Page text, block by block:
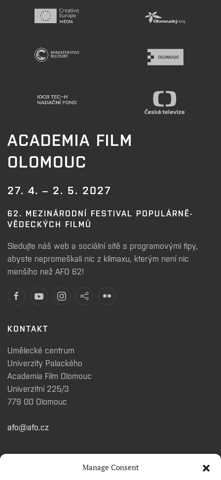
Manage Consent
ACADEMIA FILM
OLOMOUC
27. 4. – 2. 5. 2027
62. MEZINÁRODNÍ FESTIVAL POPULÁRNĚ-
VĚDECKÝCH FILMŮ
Sledujte náš web a sociální sítě s programovými tipy,
abyste nepromeškali nic z klimaxu, kterým není nic
menšího než AFO 62!
KONTAKT
Umělecké centrum
Univerzity Palackého
Academia Film Olomouc
Univerzitní 225/3
779 00 Olomouc
afo@afo.cz
RYCHLÉ ODKAZY